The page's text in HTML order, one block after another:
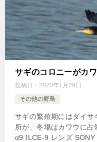
サギのコロニーがカ
投稿日： 2020年1月29日
その他の野鳥
サギの繁殖期にはダイ
所が、冬場はカワウに
α9 ILCE-9 レンズ